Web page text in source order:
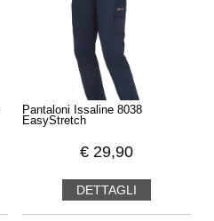
Pantaloni Issaline 8038
EasyStretch
€ 29,90
DETTAGLI